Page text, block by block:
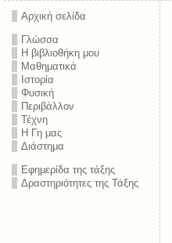
Αρχική σελίδα
Γλώσσα
Η βιβλιοθήκη μου
Μαθηματικά
Ιστορία
Φυσική
Περιβάλλον
Τέχνη
Η Γη μας
Διάστημα
Εφημερίδα της τάξης
Δραστηριότητες της Τάξης